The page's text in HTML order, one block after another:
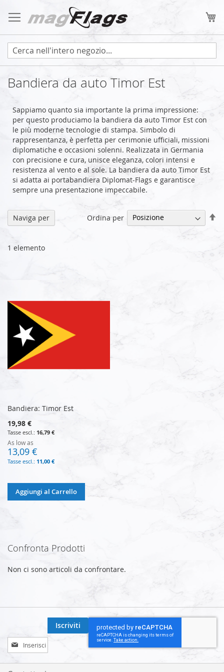
al
contenuto
Bandiera da auto Timor Est
Sappiamo quanto sia importante la prima impressione:
per questo produciamo la bandiera da auto Timor Est con
le più moderne tecnologie di stampa. Simbolo di
rappresentanza, è perfetta per cerimonie ufficiali, missioni
diplomatiche e occasioni solenni. Realizzata in Germania
con precisione e cura, unisce eleganza, colori intensi e
resistenza al vento e al sole. La bandiera da auto Timor Est
si adatta ai portabandiera Diplomat-Flags e garantisce
sempre una presentazione impeccabile.
1 elemento
Ordina per
Bandiera: Timor Est
19,98 €
16,79 €
As low as
13,09 €
11,00 €
Aggiungi al Carrello
Naviga per
Confronta Prodotti
Non ci sono articoli da confrontare.
Iscriviti
alla
nostra
Iscriviti